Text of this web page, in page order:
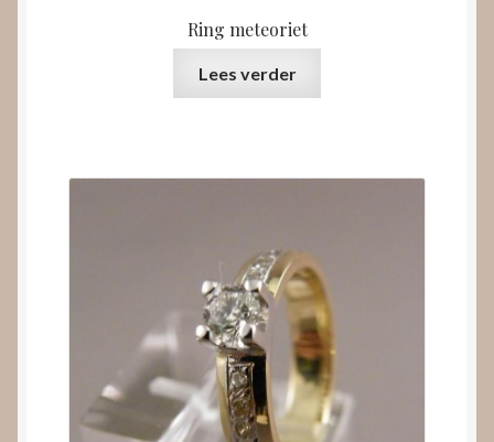
Ring meteoriet
Lees verder